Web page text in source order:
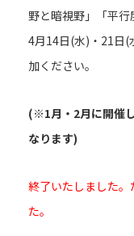
野と暗視野 」「平行
4月14日(水)・21日(
加ください。
(※1月・2月に開催
なります)
終了いたしました
た。